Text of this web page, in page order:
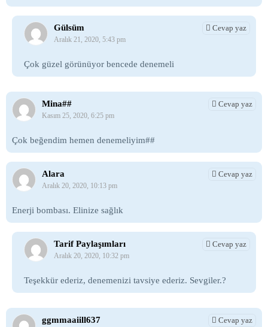
Gülsüm
Aralık 21, 2020, 5:43 pm
Çok güzel görünüyor bencede denemeli
Cevap yaz
Mina##
Kasım 25, 2020, 6:25 pm
Çok beğendim hemen denemeliyim##
Cevap yaz
Alara
Aralık 20, 2020, 10:13 pm
Enerji bombası. Elinize sağlık
Cevap yaz
Tarif Paylaşımları
Aralık 20, 2020, 10:32 pm
Teşekkür ederiz, denemenizi tavsiye ederiz. Sevgiler.?
Cevap yaz
ggmmaaiill637 Cevap yaz